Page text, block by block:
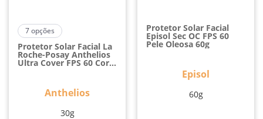
7opções
Protetor Solar Facial La
Roche-Posay Anthelios
Ultra Cover FPS 60 Cor
Anthelios
30g
Protetor Solar Facial
Episol Sec OC FPS 60
Pele Oleosa 60g
Episol
60g